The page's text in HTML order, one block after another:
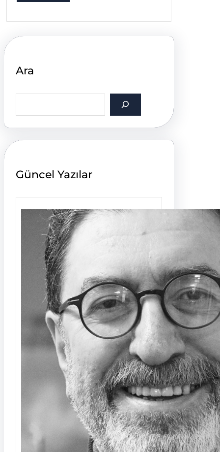
Ara
a
h
Güncel Yazılar